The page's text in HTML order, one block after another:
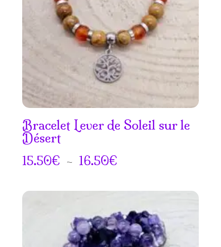
Bracelet Lever de Soleil sur le
Désert
15.50€ – 16.50€Plage
15.50€
à